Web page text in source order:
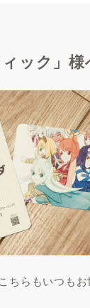
ック」様
ちらもいつも